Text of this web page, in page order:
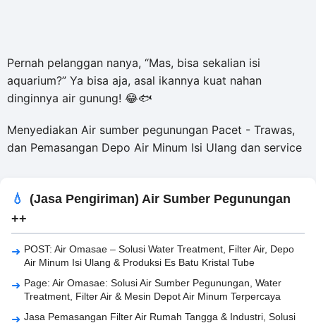
Pernah pelanggan nanya, “Mas, bisa sekalian isi
aquarium?” Ya bisa aja, asal ikannya kuat nahan
dinginnya air gunung! 😂🐟
Menyediakan Air sumber pegunungan Pacet - Trawas,
dan Pemasangan Depo Air Minum Isi Ulang dan service
(Jasa Pengiriman) Air Sumber Pegunungan
++
POST: Air Omasae – Solusi Water Treatment, Filter Air, Depo
Air Minum Isi Ulang & Produksi Es Batu Kristal Tube
Page: Air Omasae: Solusi Air Sumber Pegunungan, Water
Treatment, Filter Air & Mesin Depot Air Minum Terpercaya
Jasa Pemasangan Filter Air Rumah Tangga & Industri, Solusi